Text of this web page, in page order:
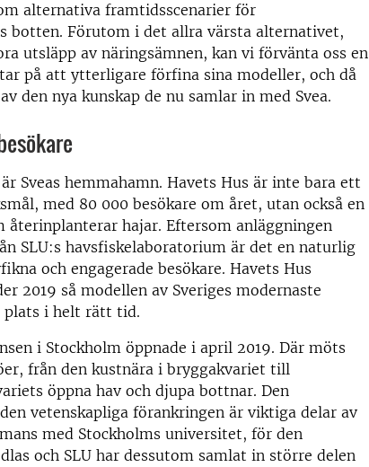
alternativa framtidsscenarier för
botten. Förutom i det allra värsta alternativet,
utsläpp av näringsämnen, kan vi förvänta oss en
på att ytterligare förfina sina modeller, och då
den nya kunskap de nu samlar in med Svea.
Sveas hemmahamn. Havets Hus är inte bara ett
med 80 000 besökare om året, utan också en
återinplanterar hajar. Eftersom anläggningen
SLU:s havsfiskelaboratorium är det en naturlig
och engagerade besökare. Havets Hus
2019 så modellen av Sveriges modernaste
plats i helt rätt tid.
i Stockholm öppnade i april 2019. Där möts
från den kustnära i bryggakvariet till
öppna hav och djupa bottnar. Den
vetenskapliga förankringen är viktiga delar av
med Stockholms universitet, för den
och SLU har dessutom samlat in större delen